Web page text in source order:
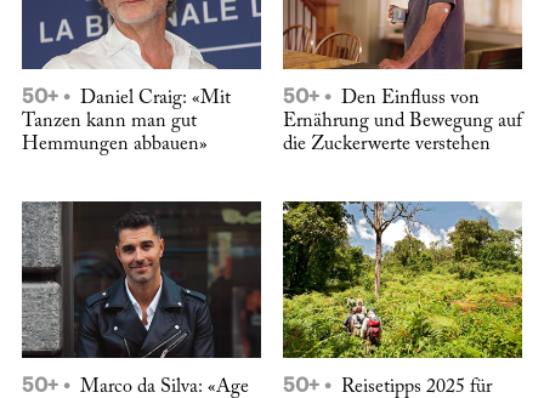
50+
Daniel Craig: «Mit
Tanzen kann man gut
Hemmungen abbauen»
50+
Den Einfluss von
Ernährung und Bewegung auf
die Zuckerwerte verstehen
50+
Marco da Silva: «Age
50+
Reisetipps 2025 für